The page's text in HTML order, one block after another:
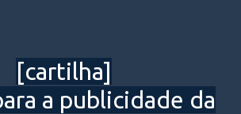
[cartilha]
a publicidade da